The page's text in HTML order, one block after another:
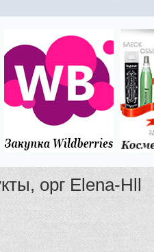
орг Elena-Hll